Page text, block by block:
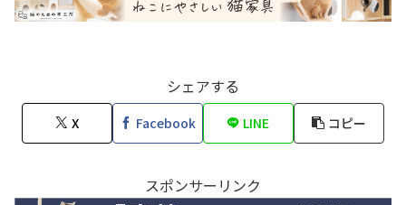
シェアする
X Facebook LINE コピー
スポンサーリンク